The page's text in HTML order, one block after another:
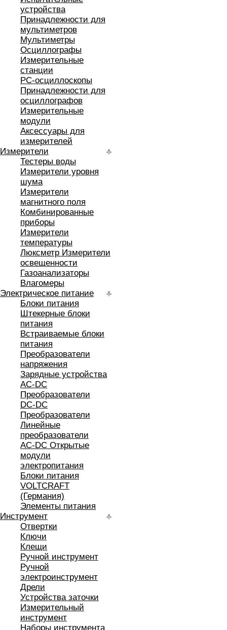
устройства
Принадлежности для
мультиметров
Мультиметры
Осциллографы
Измерительные
станции
РС-осциллоскопы
Принадлежности для
осциллографов
Измерительные
модули
Аксессуары для
измерителей
Измерители
Тестеры воды
Измерители уровня
шума
Измерители
магнитного поля
Комбинированные
приборы
Измерители
температуры
Люксметр Измерители
освещенности
Газоанализаторы
Влагомеры
Электрическое питание
Блоки питания
Штекерные блоки
питания
Встраиваемые блоки
питания
Преобразователи
напряжения
Зарядные устройства
AC-DC
Преобразователи
DC-DC
Преобразователи
Линейные
преобразователи
AC-DC Открытые
модули
электропитания
Блоки питания
VOLTCRAFT
(Германия)
Элементы питания
Инструмент
Отвертки
Ключи
Клещи
Ручной инструмент
Ручной
электроинструмент
Дрели
Устройства заточки
Измерительный
инструмент
Наборы инструмента